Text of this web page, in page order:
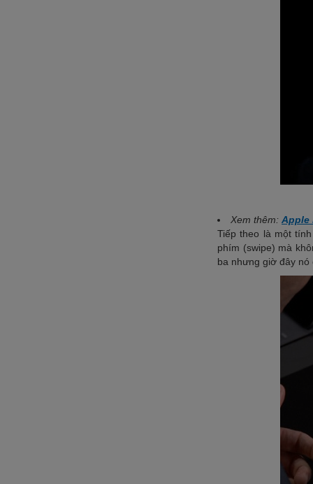
Xem thêm: Apple
Tiếp theo là một
phím (swipe) mà
ba nhưng giờ đây